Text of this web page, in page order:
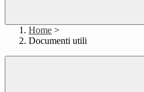
Home >
Documenti utili